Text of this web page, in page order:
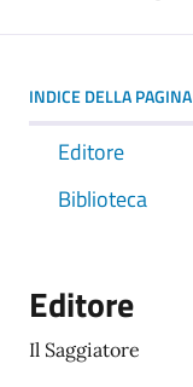
INDICE DELLA PAGINA
Editore
Biblioteca
Editore
Il Saggiatore